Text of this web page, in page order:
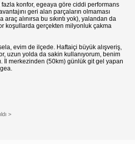
fazla konfor, egeaya göre ciddi performans
geri alan parçaların olmaması
araç alınırsa bu sıkıntı yok), yalandan da
koşullarda gerçekten milyonluk çakma
evim de ilçede. Haftaiçi büyük alışveriş,
uzun yolda da sakin kullanıyorum, benim
İl merkezinden (50km) günlük git gel yapan
>